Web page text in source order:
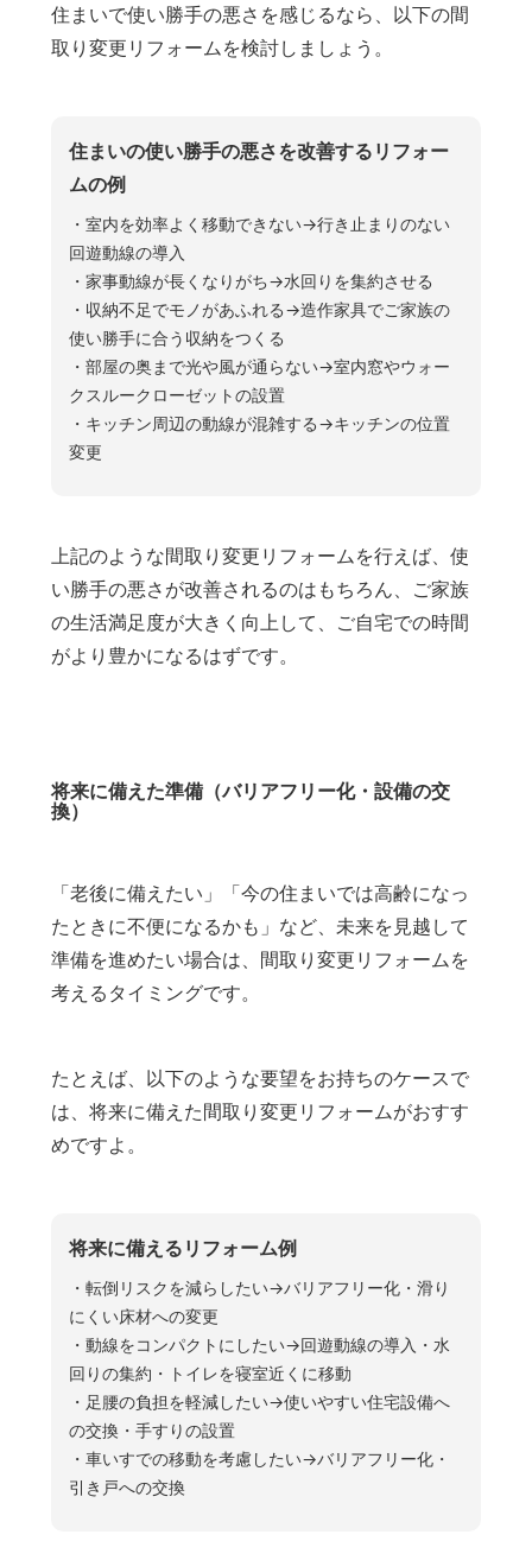
住まいで使い勝手の悪さを感じるなら、以下の間
取り変更リフォームを検討しましょう。
住まいの使い勝手の悪さを改善するリフォー
ムの例
・室内を効率よく移動できない→行き止まりのない
回遊動線の導入
・家事動線が長くなりがち→水回りを集約させる
・収納不足でモノがあふれる→造作家具でご家族の
使い勝手に合う収納をつくる
・部屋の奥まで光や風が通らない→室内窓やウォー
クスルークローゼットの設置
・キッチン周辺の動線が混雑する→キッチンの位置
変更
上記のような間取り変更リフォームを行えば、使
い勝手の悪さが改善されるのはもちろん、ご家族
の生活満足度が大きく向上して、ご自宅での時間
がより豊かになるはずです。
将来に備えた準備（バリアフリー化・設備の交
換）
「老後に備えたい」「今の住まいでは高齢になっ
たときに不便になるかも」など、未来を見越して
準備を進めたい場合は、間取り変更リフォームを
考えるタイミングです。
たとえば、以下のような要望をお持ちのケースで
は、将来に備えた間取り変更リフォームがおすす
めですよ。
将来に備えるリフォーム例
・転倒リスクを減らしたい→バリアフリー化・滑り
にくい床材への変更
・動線をコンパクトにしたい→回遊動線の導入・水
回りの集約・トイレを寝室近くに移動
・足腰の負担を軽減したい→使いやすい住宅設備へ
の交換・手すりの設置
・車いすでの移動を考慮したい→バリアフリー化・
引き戸への交換